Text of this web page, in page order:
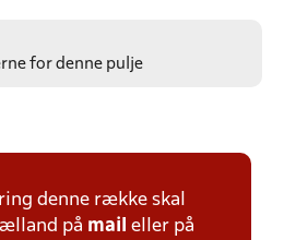
for denne pulje
denne række skal
på mail eller på